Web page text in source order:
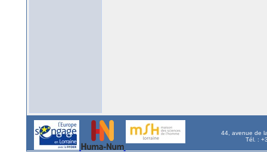
44, avenue de
Tél. :